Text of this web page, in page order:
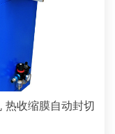
热收缩膜自动封切